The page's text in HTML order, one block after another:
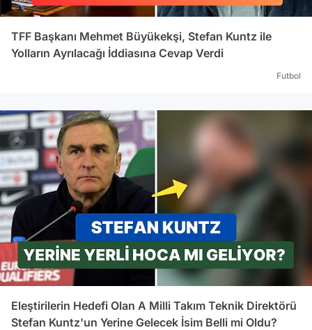
TFF Başkanı Mehmet Büyükekşi, Stefan Kuntz ile
Yolların Ayrılacağı İddiasına Cevap Verdi
Futbol
Eleştirilerin Hedefi Olan A Milli Takım Teknik Direktörü
Stefan Kuntz'un Yerine Gelecek İsim Belli mi Oldu?